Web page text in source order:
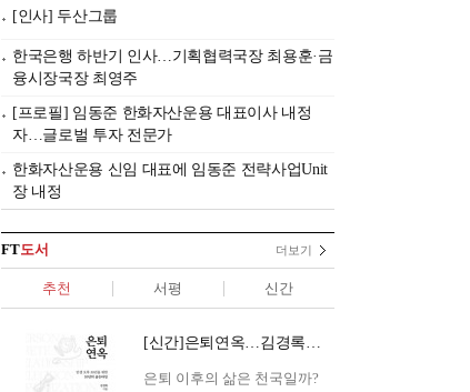
[인사] 두산그룹
한국은행 하반기 인사…기획협력국장 최용훈·금
융시장국장 최영주
[프로필] 임동준 한화자산운용 대표이사 내정
자…글로벌 투자 전문가
한화자산운용 신임 대표에 임동준 전략사업Unit
장 내정
FT도서 더보기
추천 서평 신간
[신간]은퇴연옥…김경록의 은퇴 후 삶의 나침반
은퇴 이후의 삶은 천국일까?